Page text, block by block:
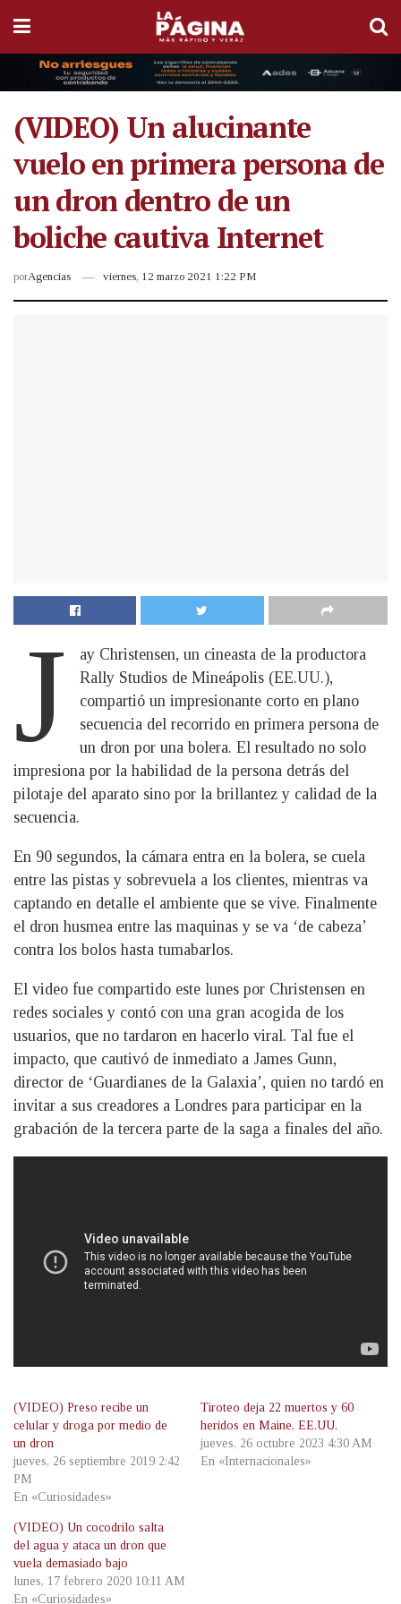
(VIDEO) Un alucinante
vuelo en primera persona de
un dron dentro de un
boliche cautiva Internet
porAgencias viernes, 12 marzo 2021 1:22 PM
J
ay Christensen, un cineasta de la productora
Rally Studios de Mineápolis (EE.UU.),
compartió un impresionante corto en plano
secuencia del recorrido en primera persona de
un dron por una bolera. El resultado no solo
impresiona por la habilidad de la persona detrás del
pilotaje del aparato sino por la brillantez y calidad de la
secuencia.
En 90 segundos, la cámara entra en la bolera, se cuela
entre las pistas y sobrevuela a los clientes, mientras va
captando en detalle el ambiente que se vive. Finalmente
el dron husmea entre las maquinas y se va ‘de cabeza’
contra los bolos hasta tumabarlos.
El video fue compartido este lunes por Christensen en
redes sociales y contó con una gran acogida de los
usuarios, que no tardaron en hacerlo viral. Tal fue el
impacto, que cautivó de inmediato a James Gunn,
director de ‘Guardianes de la Galaxia’, quien no tardó en
invitar a sus creadores a Londres para participar en la
grabación de la tercera parte de la saga a finales del año.
(VIDEO) Preso recibe un
celular y droga por medio de
un dron
jueves, 26 septiembre 2019 2:42
PM
En «Curiosidades»
Tiroteo deja 22 muertos y 60
heridos en Maine, EE.UU.
jueves, 26 octubre 2023 4:30 AM
En «Internacionales»
(VIDEO) Un cocodrilo salta
del agua y ataca un dron que
vuela demasiado bajo
lunes, 17 febrero 2020 10:11 AM
En «Curiosidades»